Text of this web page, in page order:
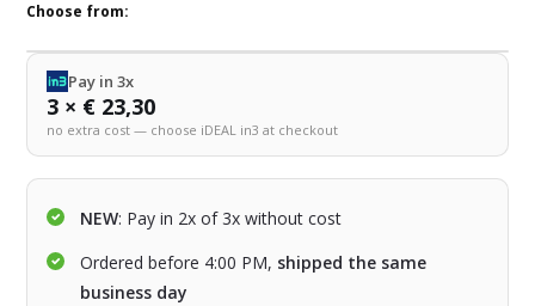
Choose from:
Pay in 3x
3 × € 23,30
no extra cost — choose iDEAL in3 at checkout
NEW: Pay in 2x of 3x without cost
Ordered before 4:00 PM, shipped the same
business day